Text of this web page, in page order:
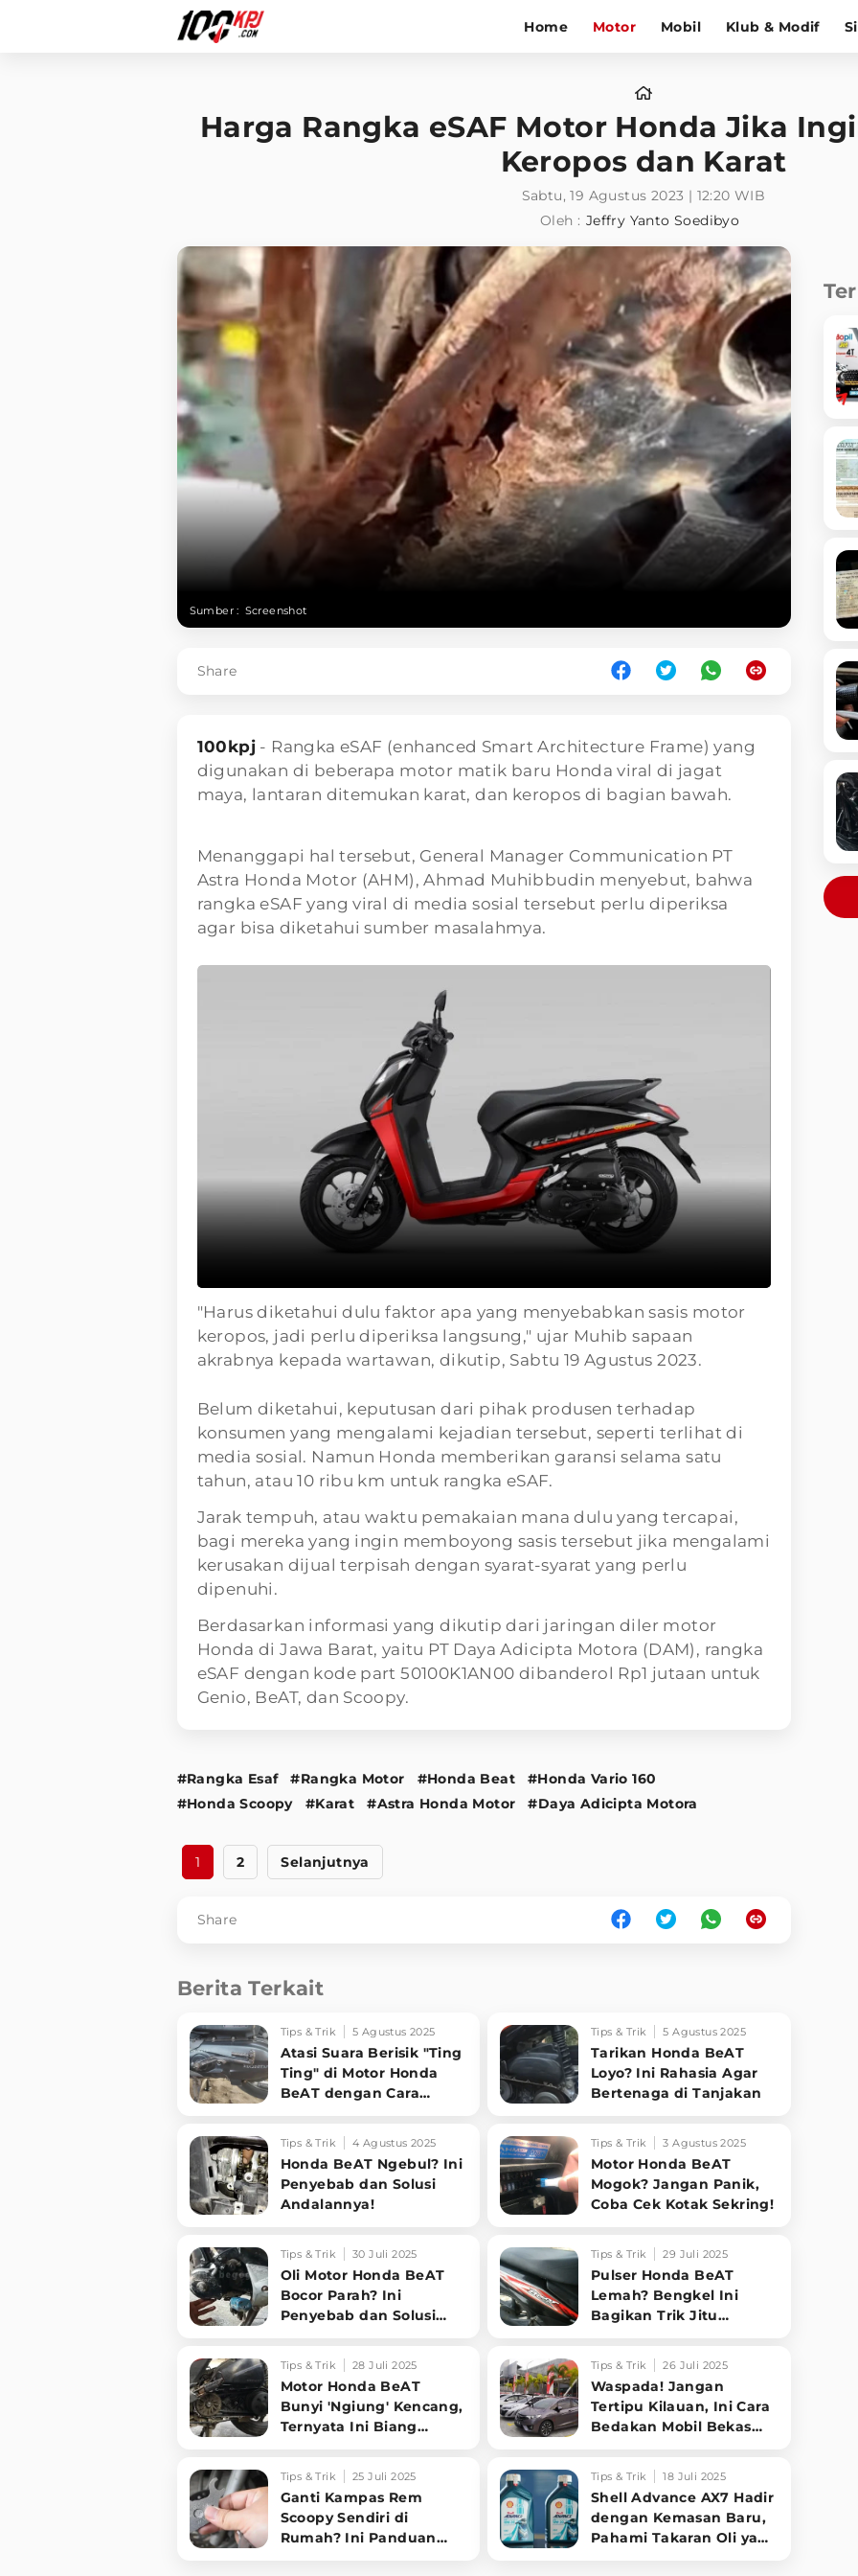
Home Motor Mobil Klub & Modif
Harga Rangka eSAF Motor Honda Jika
Keropos dan Karat
Sabtu, 19 Agustus 2023 | 12:20 WIB
Oleh : Jeffry Yanto Soedibyo
Sumber : Screenshot
Share
100kpj- Rangka eSAF (enhanced Smart Architecture Frame) yang
digunakan di beberapa motor matik baru Honda viral di jagat
maya, lantaran ditemukan karat, dan keropos di bagian bawah.
Menanggapi hal tersebut, General Manager Communication PT
Astra Honda Motor (AHM), Ahmad Muhibbudin menyebut, bahwa
rangka eSAF yang viral di media sosial tersebut perlu diperiksa
agar bisa diketahui sumber masalahmya.
"Harus diketahui dulu faktor apa yang menyebabkan sasis motor
keropos, jadi perlu diperiksa langsung," ujar Muhib sapaan
akrabnya kepada wartawan, dikutip, Sabtu 19 Agustus 2023.
Belum diketahui, keputusan dari pihak produsen terhadap
konsumen yang mengalami kejadian tersebut, seperti terlihat di
media sosial. Namun Honda memberikan garansi selama satu
tahun, atau 10 ribu km untuk rangka eSAF.
Jarak tempuh, atau waktu pemakaian mana dulu yang tercapai,
bagi mereka yang ingin memboyong sasis tersebut jika mengalami
kerusakan dijual terpisah dengan syarat-syarat yang perlu
dipenuhi.
Berdasarkan informasi yang dikutip dari jaringan diler motor
Honda di Jawa Barat, yaitu PT Daya Adicipta Motora (DAM), rangka
eSAF dengan kode part 50100K1AN00 dibanderol Rp1 jutaan untuk
Genio, BeAT, dan Scoopy.
#Rangka Esaf #Rangka Motor #Honda Beat
#Honda Vario 160
#Honda Scoopy
#Karat #Astra Honda Motor #Daya Adicipta Motora
1 2 Selanjutnya
Share
Berita Terkait
Tips & Trik 5 Agustus 2025
Atasi Suara Berisik "Ting
Ting" di Motor Honda
BeAT dengan Cara
Tips & Trik 5 Agustus 2025
Tarikan Honda BeAT
Loyo? Ini Rahasia Agar
Bertenaga di Tanjakan
Tips & Trik 4 Agustus 2025
Honda BeAT Ngebul? Ini
Penyebab dan Solusi
Andalannya!
Tips & Trik 3 Agustus 2025
Motor Honda BeAT
Mogok? Jangan Panik,
Coba Cek Kotak Sekring!
Tips & Trik 30 Juli 2025
Oli Motor Honda BeAT
Bocor Parah? Ini
Penyebab dan Solusi
Tips & Trik 29 Juli 2025
Pulser Honda BeAT
Lemah? Bengkel Ini
Bagikan Trik Jitu
Tips & Trik 28 Juli 2025
Motor Honda BeAT
Bunyi 'Ngiung' Kencang,
Ternyata Ini Biang
Tips & Trik 26 Juli 2025
Waspada! Jangan
Tertipu Kilauan, Ini Cara
Bedakan Mobil Bekas
Tips & Trik 25 Juli 2025
Ganti Kampas Rem
Scoopy Sendiri di
Rumah? Ini Panduan
Tips & Trik 18 Juli 2025
Shell Advance AX7 Hadir
dengan Kemasan Baru,
Pahami Takaran Oli yang